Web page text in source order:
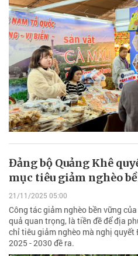
Đảng bộ Quảng Khê
mục tiêu giảm nghèo
21/11/2025 05:00
Công tác giảm nghèo bền vững
quả quan trọng, là tiền đề để địa
chỉ tiêu giảm nghèo mà nghị
2025 - 2030 đề ra.